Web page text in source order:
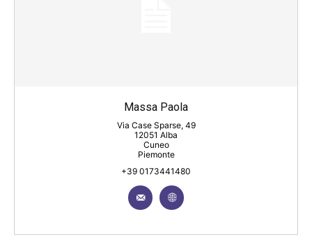
Massa Paola
Via Case Sparse, 49
12051 Alba
Cuneo
Piemonte
+39 0173441480